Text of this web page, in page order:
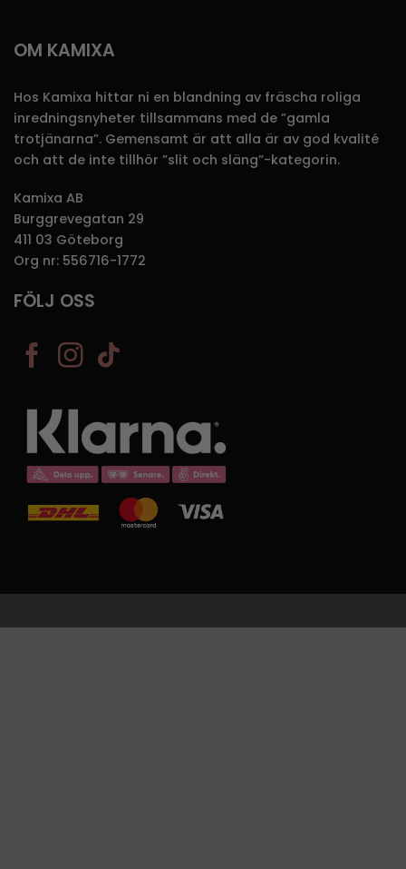
OM KAMIXA
Hos Kamixa hittar ni en blandning av fräscha roliga
inredningsnyheter tillsammans med de ”gamla
trotjänarna”. Gemensamt är att alla är av god kvalité
och att de inte tillhör ”slit och släng”-kategorin.
Kamixa AB
Burggrevegatan 29
411 03 Göteborg
Org nr: 556716-1772
FÖLJ OSS